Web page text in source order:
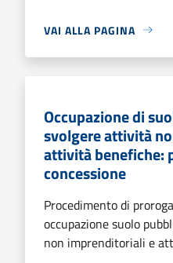
VAI ALLA PAGINA
Occupazione di
svolgere attività
attività benefiche:
concessione
Procedimento di
occupazione suolo
non imprenditoriali e